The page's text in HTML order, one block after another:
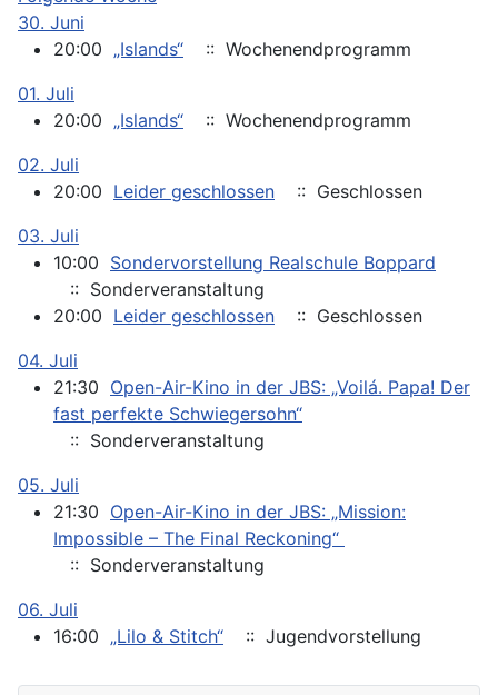
30. Juni
20:00 „Islands“
:: Wochenendprogramm
01. Juli
20:00 „Islands“
:: Wochenendprogramm
02. Juli
20:00 Leider geschlossen
:: Geschlossen
03. Juli
10:00 Sondervorstellung Realschule Boppard
:: Sonderveranstaltung
20:00 Leider geschlossen
:: Geschlossen
04. Juli
21:30 Open-Air-Kino in der JBS: „Voilá. Papa! Der
fast perfekte Schwiegersohn“
:: Sonderveranstaltung
05. Juli
21:30 Open-Air-Kino in der JBS: „Mission:
Impossible – The Final Reckoning“
:: Sonderveranstaltung
06. Juli
16:00 „Lilo & Stitch“ :: Jugendvorstellung